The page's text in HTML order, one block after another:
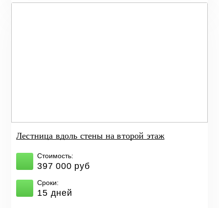
Лестница вдоль стены на второй этаж
Стоимость:
397 000 руб
Сроки:
15 дней